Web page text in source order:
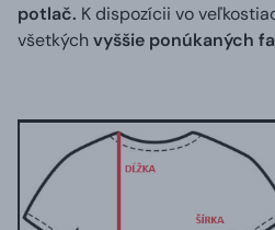
potlač. K dispozícii vo
všetkýchvyššie ponúkaných